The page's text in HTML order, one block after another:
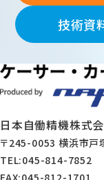
技術資
日本自働精機株式
〒245-0053 横浜市戸
TEL:045-814-7852